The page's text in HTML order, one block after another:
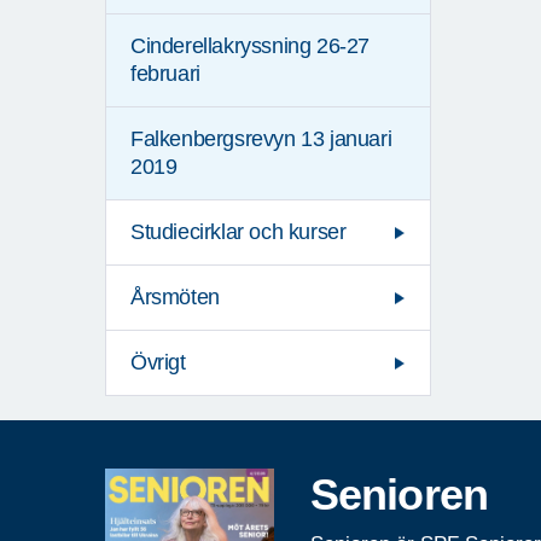
Cinderellakryssning 26-27
februari
Falkenbergsrevyn 13 januari
2019
Studiecirklar och kurser
Årsmöten
Övrigt
Senioren